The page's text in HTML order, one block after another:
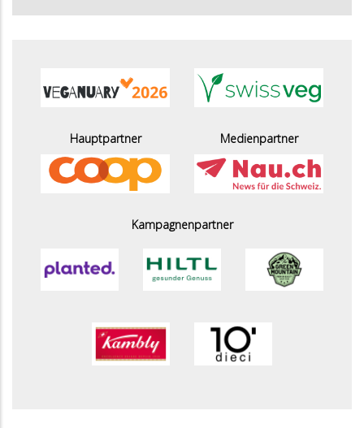
Hauptpartner Medienpartner
Kampagnenpartner